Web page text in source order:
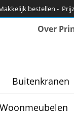
bestellen -
Over
Buitenkranen
Woonmeubelen